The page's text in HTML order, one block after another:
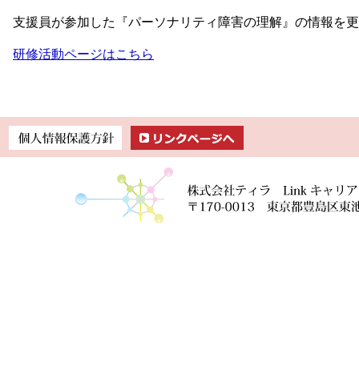
支援員が参加した『パーソナリティ障害の理解』の情報を
研修活動ページはこちら